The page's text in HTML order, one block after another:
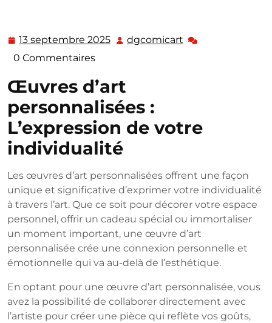
13 septembre 2025 13 dgcomicart dgcomicart
0 Commentaires
Œuvres d’art
personnalisées :
L’expression de votre
individualité
Les œuvres d’art personnalisées offrent une façon
unique et significative d’exprimer votre individualité
à travers l’art. Que ce soit pour décorer votre espace
personnel, offrir un cadeau spécial ou immortaliser
un moment important, une œuvre d’art
personnalisée crée une connexion personnelle et
émotionnelle qui va au-delà de l’esthétique.
En optant pour une œuvre d’art personnalisée, vous
avez la possibilité de collaborer directement avec
l’artiste pour créer une pièce qui reflète vos goûts,